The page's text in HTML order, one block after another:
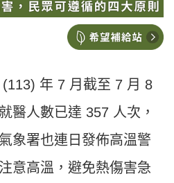
年 7 月截至 7 月 8
醫人數已達 357 人次，
象署也連日發佈高溫警
意高溫，避免熱傷害急